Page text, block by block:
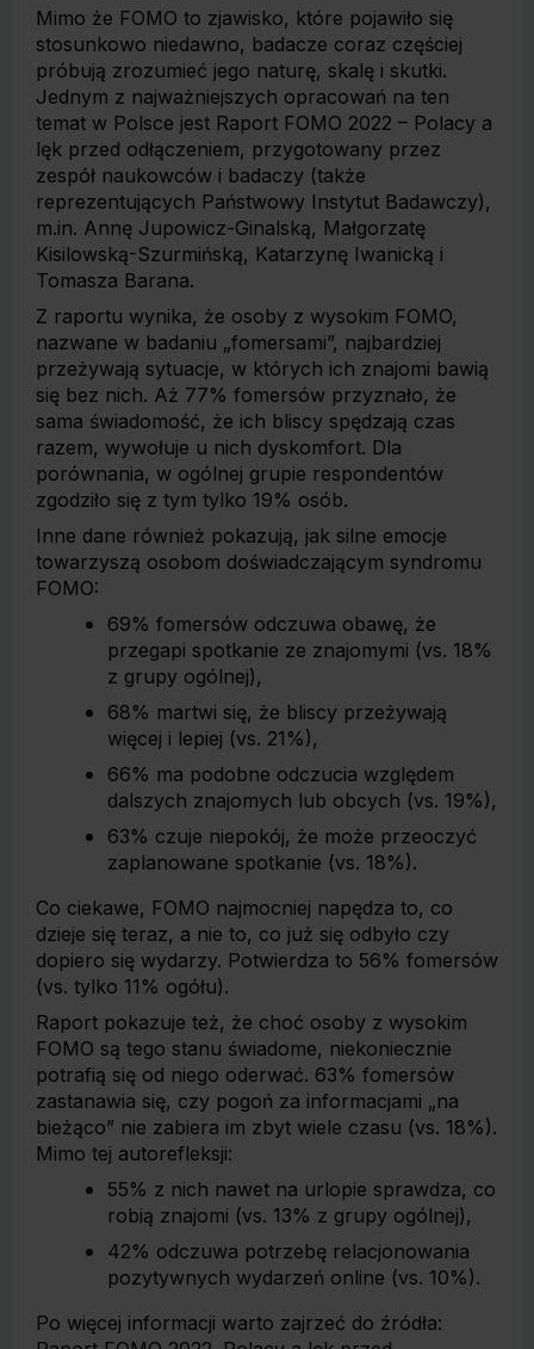
Mimo że FOMO to zjawisko, które pojawiło się
stosunkowo niedawno, badacze coraz częściej
próbują zrozumieć jego naturę, skalę i skutki.
Jednym z najważniejszych opracowań na ten
temat w Polsce jest Raport FOMO 2022 – Polacy a
lęk przed odłączeniem, przygotowany przez
zespół naukowców i badaczy (także
reprezentujących Państwowy Instytut Badawczy),
m.in. Annę Jupowicz-Ginalską, Małgorzatę
Kisilowską-Szurmińską, Katarzynę Iwanicką i
Tomasza Barana.
Z raportu wynika, że osoby z wysokim FOMO,
nazwane w badaniu „fomersami”, najbardziej
przeżywają sytuacje, w których ich znajomi bawią
się bez nich. Aż 77% fomersów przyznało, że
sama świadomość, że ich bliscy spędzają czas
razem, wywołuje u nich dyskomfort. Dla
porównania, w ogólnej grupie respondentów
zgodziło się z tym tylko 19% osób.
Inne dane również pokazują, jak silne emocje
towarzyszą osobom doświadczającym syndromu
FOMO:
69% fomersów odczuwa obawę, że
przegapi spotkanie ze znajomymi (vs. 18%
z grupy ogólnej),
68% martwi się, że bliscy przeżywają
więcej i lepiej (vs. 21%),
66% ma podobne odczucia względem
dalszych znajomych lub obcych (vs. 19%),
63% czuje niepokój, że może przeoczyć
zaplanowane spotkanie (vs. 18%).
Co ciekawe, FOMO najmocniej napędza to, co
dzieje się teraz, a nie to, co już się odbyło czy
dopiero się wydarzy. Potwierdza to 56% fomersów
(vs. tylko 11% ogółu).
Raport pokazuje też, że choć osoby z wysokim
FOMO są tego stanu świadome, niekoniecznie
potrafią się od niego oderwać. 63% fomersów
zastanawia się, czy pogoń za informacjami „na
bieżąco” nie zabiera im zbyt wiele czasu (vs. 18%).
Mimo tej autorefleksji:
55% z nich nawet na urlopie sprawdza, co
robią znajomi (vs. 13% z grupy ogólnej),
42% odczuwa potrzebę relacjonowania
pozytywnych wydarzeń online (vs. 10%).
Po więcej informacji warto zajrzeć do źródła: